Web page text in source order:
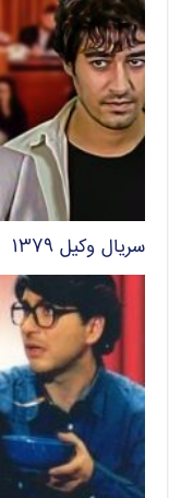
سریال وکیل ۱۳۷۹